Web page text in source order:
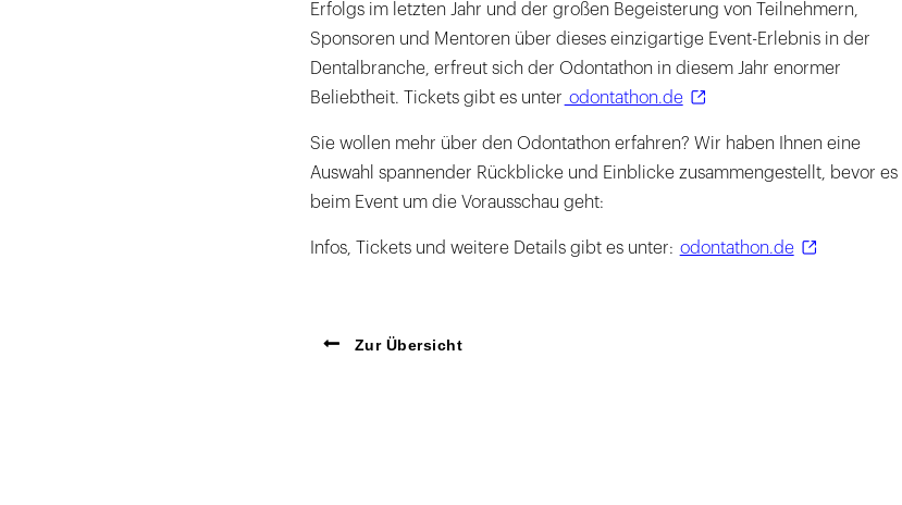
Erfolgs im letzten Jahr und der großen Begeisterung von Teilnehmern,
Sponsoren und Mentoren über dieses einzigartige Event-Erlebnis in der
Dentalbranche, erfreut sich der Odontathon in diesem Jahr enormer
Beliebtheit. Tickets gibt es unter odontathon.de
Sie wollen mehr über den Odontathon erfahren? Wir haben Ihnen eine
Auswahl spannender Rückblicke und Einblicke zusammengestellt, bevor es
beim Event um die Vorausschau geht:
Infos, Tickets und weitere Details gibt es unter: odontathon.de
Zur Übersicht